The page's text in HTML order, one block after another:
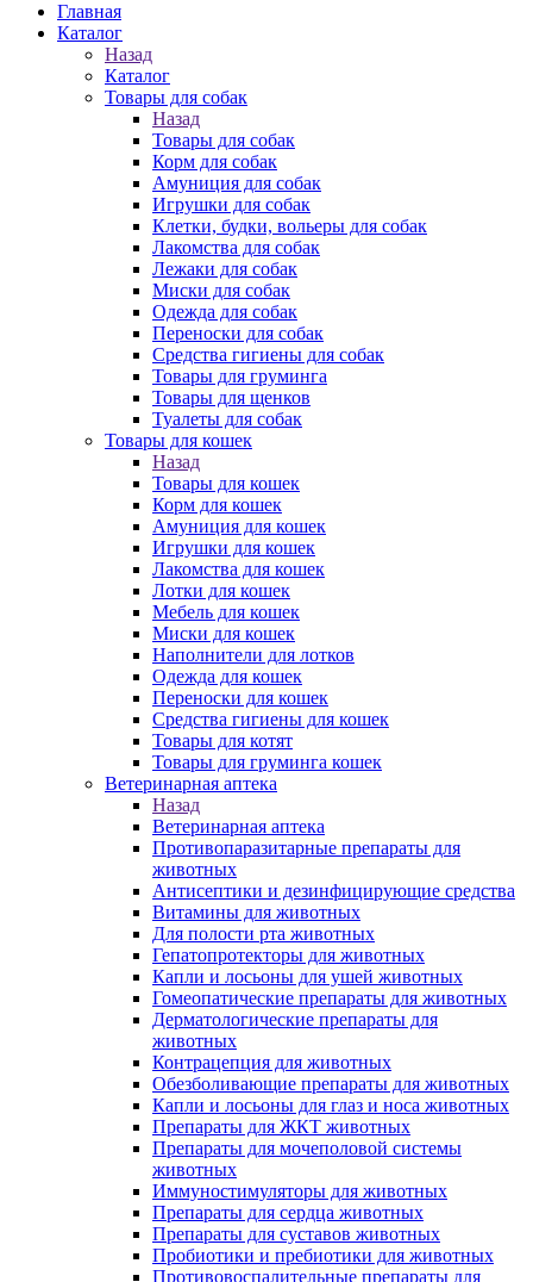
Главная
Каталог
Назад
Каталог
Товары для собак
Назад
Товары для собак
Корм для собак
Амуниция для собак
Игрушки для собак
Клетки, будки, вольеры для собак
Лакомства для собак
Лежаки для собак
Миски для собак
Одежда для собак
Переноски для собак
Средства гигиены для собак
Товары для груминга
Товары для щенков
Туалеты для собак
Товары для кошек
Назад
Товары для кошек
Корм для кошек
Амуниция для кошек
Игрушки для кошек
Лакомства для кошек
Лотки для кошек
Мебель для кошек
Миски для кошек
Наполнители для лотков
Одежда для кошек
Переноски для кошек
Средства гигиены для кошек
Товары для котят
Товары для груминга кошек
Ветеринарная аптека
Назад
Ветеринарная аптека
Противопаразитарные препараты для
животных
Антисептики и дезинфицирующие средства
Витамины для животных
Для полости рта животных
Гепатопротекторы для животных
Капли и лосьоны для ушей животных
Гомеопатические препараты для животных
Дерматологические препараты для
животных
Контрацепция для животных
Обезболивающие препараты для животных
Капли и лосьоны для глаз и носа животных
Препараты для ЖКТ животных
Препараты для мочеполовой системы
животных
Иммуностимуляторы для животных
Препараты для сердца животных
Препараты для суставов животных
Пробиотики и пребиотики для животных
Противовоспалительные препараты для